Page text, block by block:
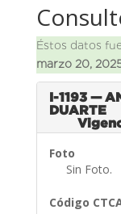
Éstos datos
marzo 20,
I-1193 —
DUARTE
Foto
Sin Foto.
Código